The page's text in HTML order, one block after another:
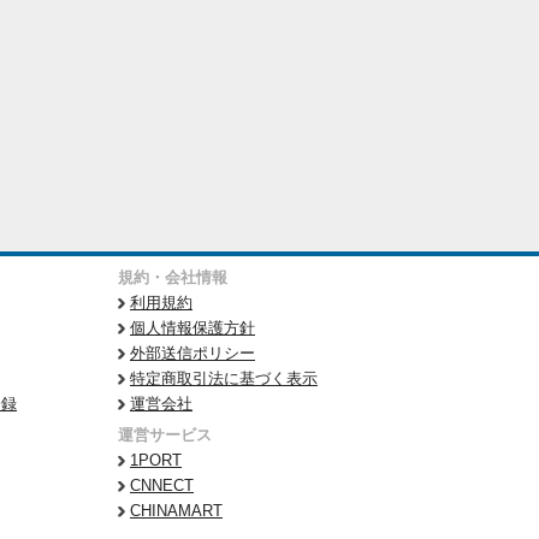
規約・会社情報
利用規約
個人情報保護方針
外部送信ポリシー
特定商取引法に基づく表示
運営会社
運営サービス
1PORT
CNNECT
CHINAMART